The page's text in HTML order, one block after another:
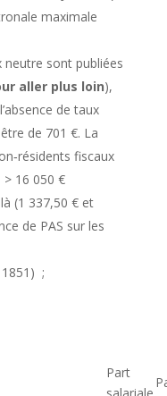
maximale
neutre sont publiées
aller plus loin),
de taux
de 701 €. La
fiscaux
> 16 050 €
(1 337,50 € et
de PAS sur les
;
Part